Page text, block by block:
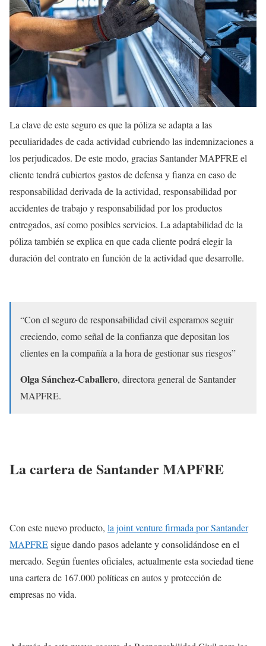
La clave de este seguro es que la póliza se adapta a las
peculiaridades de cada actividad cubriendo las indemnizaciones a
los perjudicados. De este modo, gracias Santander MAPFRE el
cliente tendrá cubiertos gastos de defensa y fianza en caso de
responsabilidad derivada de la actividad, responsabilidad por
accidentes de trabajo y responsabilidad por los productos
entregados, así como posibles servicios. La adaptabilidad de la
póliza también se explica en que cada cliente podrá elegir la
duración del contrato en función de la actividad que desarrolle.
“Con el seguro de responsabilidad civil esperamos seguir
creciendo, como señal de la confianza que depositan los
clientes en la compañía a la hora de gestionar sus riesgos”
Olga Sánchez-Caballero, directora general de Santander
MAPFRE.
La cartera de Santander MAPFRE
Con este nuevo producto, la joint venture firmada por Santander
MAPFREsigue dando pasos adelante y consolidándose en el
mercado. Según fuentes oficiales, actualmente esta sociedad tiene
una cartera de 167.000 políticas en autos y protección de
empresas no vida.